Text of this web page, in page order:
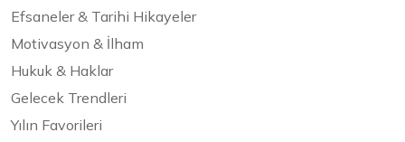
Efsaneler & Tarihi Hikayeler
Motivasyon & İlham
Hukuk & Haklar
Gelecek Trendleri
Yılın Favorileri